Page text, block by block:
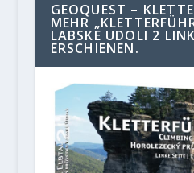
GEOQUEST –
MEHR
LABSKE UDOLI 2
ERSCHIENEN.